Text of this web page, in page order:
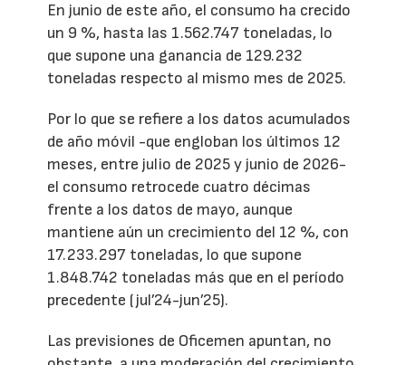
En junio de este año, el consumo ha crecido
un 9 %, hasta las 1.562.747 toneladas, lo
que supone una ganancia de 129.232
toneladas respecto al mismo mes de 2025.
Por lo que se refiere a los datos acumulados
de año móvil -que engloban los últimos 12
meses, entre julio de 2025 y junio de 2026-
el consumo retrocede cuatro décimas
frente a los datos de mayo, aunque
mantiene aún un crecimiento del 12 %, con
17.233.297 toneladas, lo que supone
1.848.742 toneladas más que en el período
precedente (jul’24-jun’25).
Las previsiones de Oficemen apuntan, no